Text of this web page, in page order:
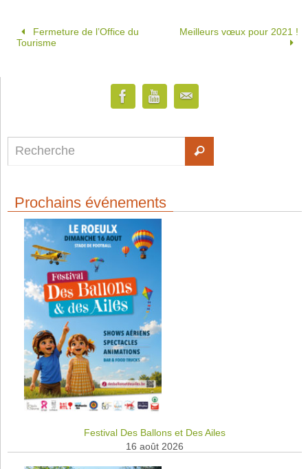
Fermeture de l’Office du
Tourisme
Meilleurs vœux pour 2021 !
Prochains événements
Festival Des Ballons et Des Ailes
16 août 2026